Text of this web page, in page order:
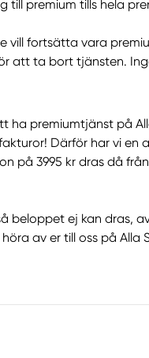
premium tills hela
vill fortsätta vara
att ta bort tjänsten.
ha premiumtjänst på
Därför har vi en
på 3995 kr dras då
beloppet ej kan dras,
av er till oss på Alla